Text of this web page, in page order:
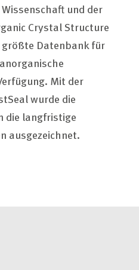
und der
Crystal Structure
Datenbank für
Mit der
wurde die
die langfristige
ausgezeichnet.